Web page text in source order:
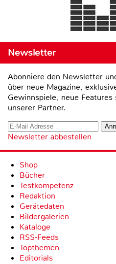
Newsletter
Abonniere den Newsletter
über neue Magazine,
Gewinnspiele, neue
unserer Partner.
Newsletter abbestellen
Shop
Bücher
Testkompetenz
Redaktion
Gerätedaten
Bildergalerien
Kataloge
RSS-Feeds
Topthemen
Editorials